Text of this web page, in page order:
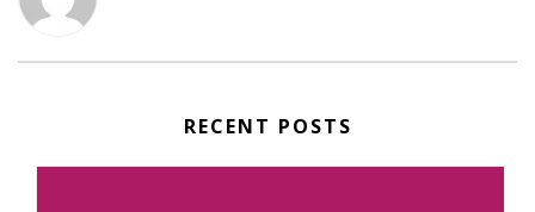
RECENT POSTS